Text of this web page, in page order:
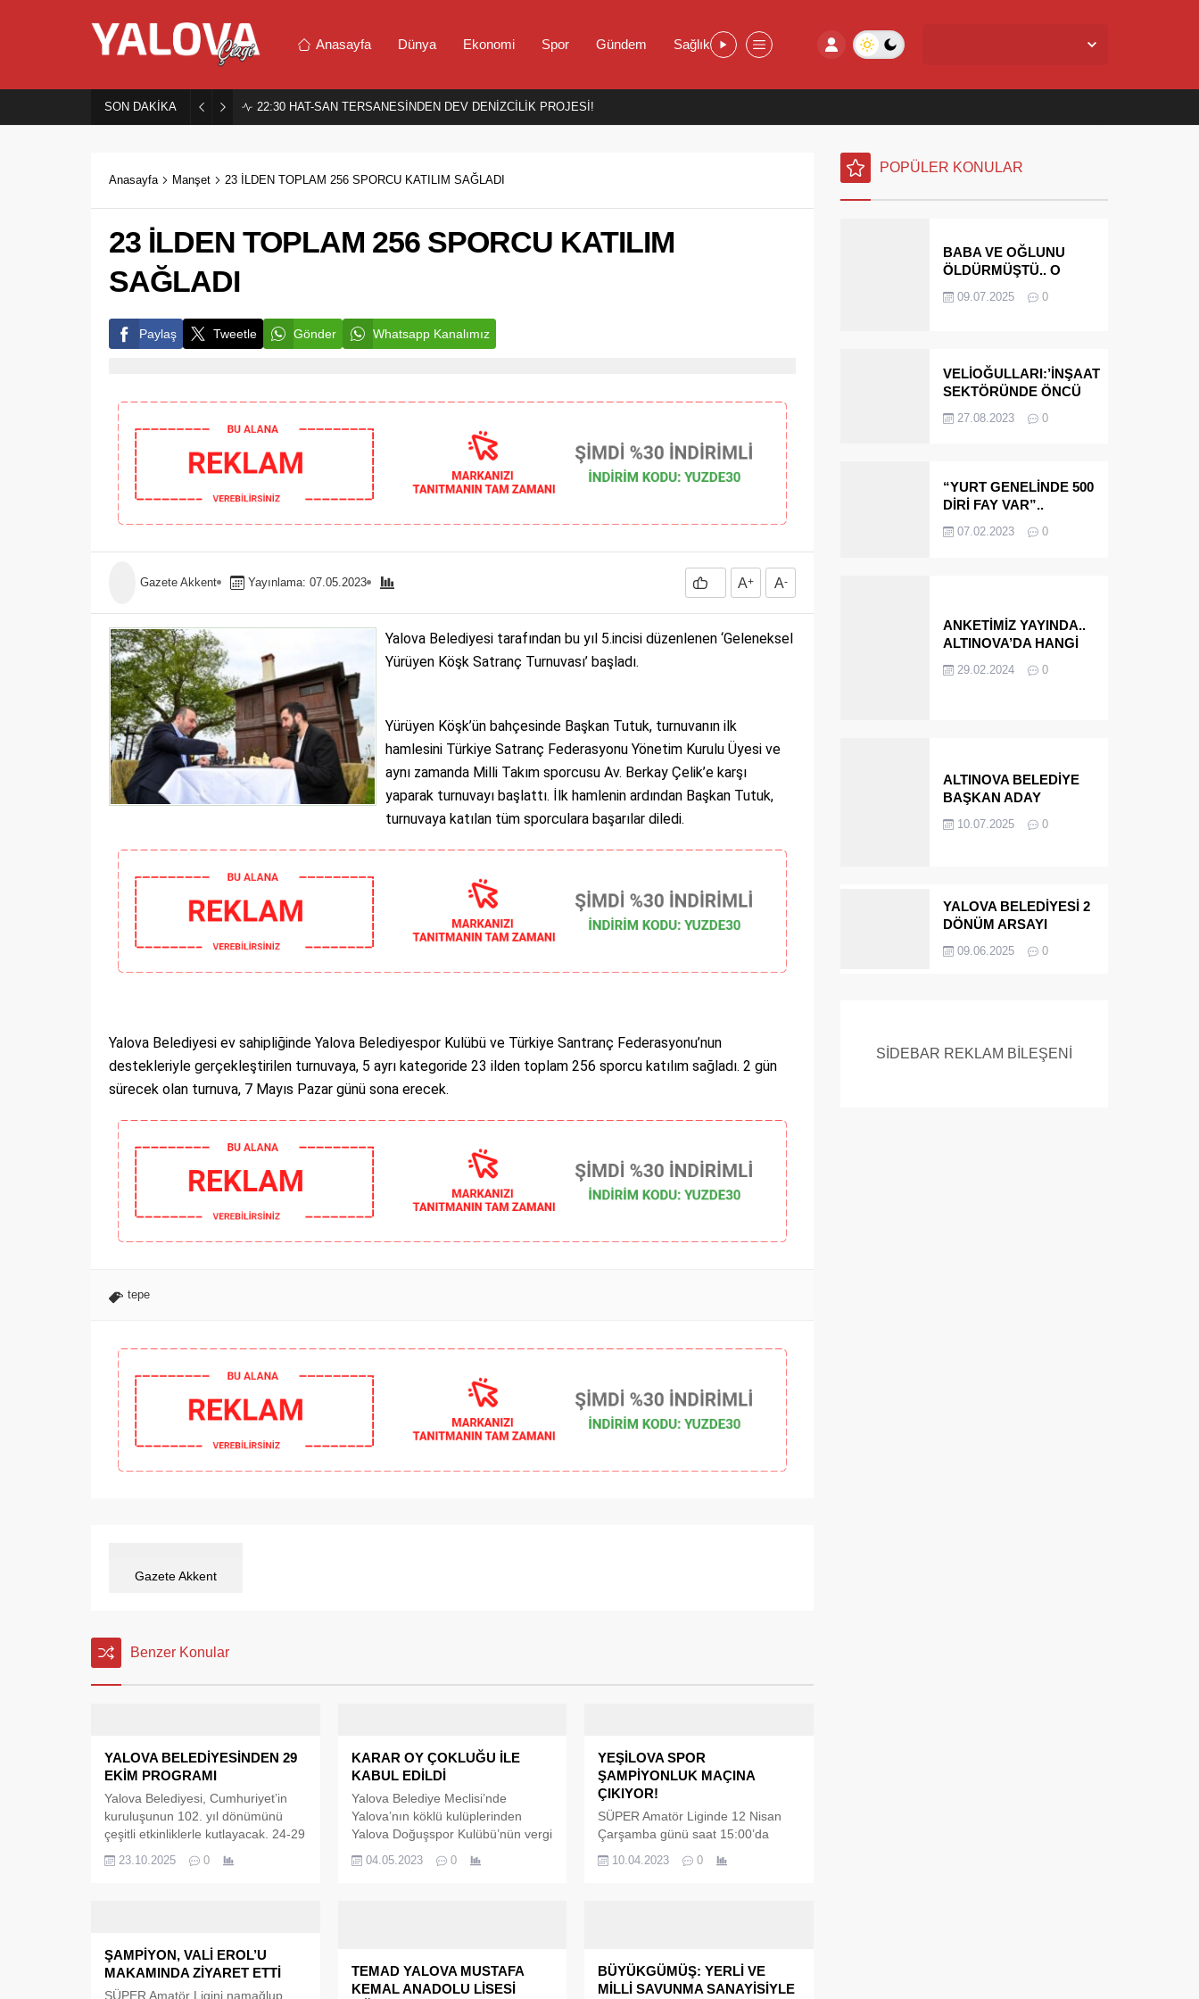
Anasayfa Dünya Ekonomi Spor Gündem Sağlık
SON DAKİKA 22:30 HAT-SAN TERSANESİNDEN DEV DENİZCİLİK PROJESİ!
Anasayfa Manşet 23 İLDEN TOPLAM 256 SPORCU KATILIM SAĞLADI
23 İLDEN TOPLAM 256 SPORCU KATILIM
SAĞLADI
Paylaş Tweetle Gönder Whatsapp Kanalımız
Gazete Akkent Yayınlama: 07.05.2023 A+ A-
Yalova Belediyesi tarafından bu yıl 5.incisi düzenlenen ‘Geleneksel
Yürüyen Köşk Satranç Turnuvası’ başladı.
Yürüyen Köşk’ün bahçesinde Başkan Tutuk, turnuvanın ilk
hamlesini Türkiye Satranç Federasyonu Yönetim Kurulu Üyesi ve
aynı zamanda Milli Takım sporcusu Av. Berkay Çelik’e karşı
yaparak turnuvayı başlattı. İlk hamlenin ardından Başkan Tutuk,
turnuvaya katılan tüm sporculara başarılar diledi.
Yalova Belediyesi ev sahipliğinde Yalova Belediyespor Kulübü ve Türkiye Santranç Federasyonu’nun
destekleriyle gerçekleştirilen turnuvaya, 5 ayrı kategoride 23 ilden toplam 256 sporcu katılım sağladı. 2 gün
sürecek olan turnuva, 7 Mayıs Pazar günü sona erecek.
tepe
Gazete Akkent
Benzer Konular
YALOVA BELEDİYESİNDEN 29
EKİM PROGRAMI
Yalova Belediyesi, Cumhuriyet’in
kuruluşunun 102. yıl dönümünü
çeşitli etkinliklerle kutlayacak. 24-29
coşkusunu hep birlikte yaşamak
23.10.2025 0
KARAR OY ÇOKLUĞU İLE
KABUL EDİLDİ
Yalova Belediye Meclisi’nde
Yalova’nın köklü kulüplerinden
Yalova Doğuşspor Kulübü’nün vergi
olarak ödenmesi konusuna Yalova
korkarak ve çekinerek çekimser
kalıyorsanız her hangi bir rücu
04.05.2023 0
YEŞİLOVA SPOR
ŞAMPİYONLUK MAÇINA
ÇIKIYOR!
SÜPER Amatör Liginde 12 Nisan
Çarşamba günü saat 15:00’da
olan Yalova Yeşilova Spor ve
Spor’a ise 1 puan yetiyor. Yalova
Yeşilova Spor Kulübünün
10.04.2023 0
ŞAMPİYON, VALİ EROL’U
MAKAMINDA ZİYARET ETTİ
SÜPER Amatör Ligini namağlup
TEMAD YALOVA MUSTAFA
KEMAL ANADOLU LİSESİ
BÜYÜKGÜMÜŞ: YERLİ VE
MİLLİ SAVUNMA SANAYİSİYLE
POPÜLER KONULAR
BABA VE OĞLUNU
ÖLDÜRMÜŞTÜ.. O
MİRASÇILARI
09.07.2025 0
VELİOĞULLARI:’İNŞAAT
SEKTÖRÜNDE ÖNCÜ
EDECEĞİZ’
27.08.2023 0
“YURT GENELİNDE 500
DİRİ FAY VAR”..
ÇINARCIK..
07.02.2023 0
ANKETİMİZ YAYINDA..
ALTINOVA’DA HANGİ
BAŞKANI OLARAK
29.02.2024 0
ALTINOVA BELEDİYE
BAŞKAN ADAY
MÜEBBET ALDI FİRAR
10.07.2025 0
YALOVA BELEDİYESİ 2
DÖNÜM ARSAYI
09.06.2025 0
SİDEBAR REKLAM BİLEŞENİ